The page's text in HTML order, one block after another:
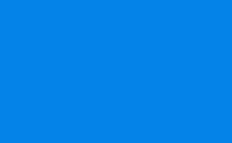
vecpa XW02